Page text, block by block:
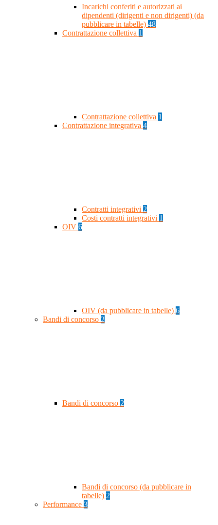
Incarichi conferiti e autorizzati ai
dipendenti (dirigenti e non dirigenti) (da
pubblicare in tabelle) 48
Contrattazione collettiva 1
Contrattazione collettiva 1
Contrattazione integrativa 4
Contratti integrativi 2
Costi contratti integrativi 1
OIV 6
OIV (da pubblicare in tabelle) 6
Bandi di concorso 2
Bandi di concorso 2
Bandi di concorso (da pubblicare in
tabelle) 2
Performance 3